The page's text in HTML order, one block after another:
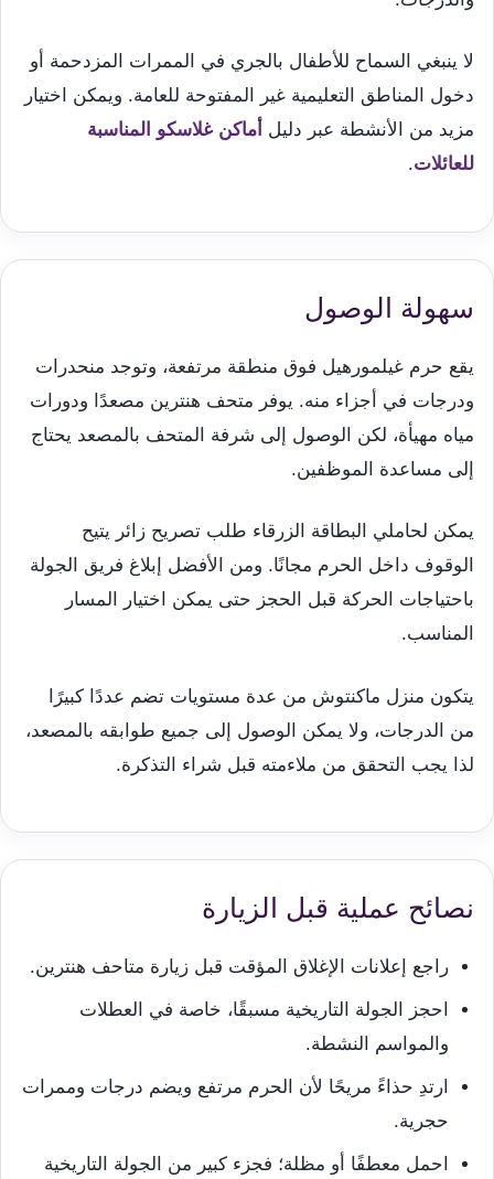
لا ينبغي السماح للأطفال بالجري في الممرات المزدحمة أو
دخول المناطق التعليمية غير المفتوحة للعامة. ويمكن اختيار
مزيد من الأنشطة عبر دليل أماكن غلاسكو المناسبة
للعائلات.
سهولة الوصول
يقع حرم غيلمورهيل فوق منطقة مرتفعة، وتوجد منحدرات
ودرجات في أجزاء منه. يوفر متحف هنترين مصعدًا ودورات
مياه مهيأة، لكن الوصول إلى شرفة المتحف بالمصعد يحتاج
إلى مساعدة الموظفين.
يمكن لحاملي البطاقة الزرقاء طلب تصريح زائر يتيح
الوقوف داخل الحرم مجانًا. ومن الأفضل إبلاغ فريق الجولة
باحتياجات الحركة قبل الحجز حتى يمكن اختيار المسار
المناسب.
يتكون منزل ماكنتوش من عدة مستويات تضم عددًا كبيرًا
من الدرجات، ولا يمكن الوصول إلى جميع طوابقه بالمصعد،
لذا يجب التحقق من ملاءمته قبل شراء التذكرة.
نصائح عملية قبل الزيارة
راجع إعلانات الإغلاق المؤقت قبل زيارة متاحف هنترين.
احجز الجولة التاريخية مسبقًا، خاصة في العطلات
والمواسم النشطة.
ارتدِ حذاءً مريحًا لأن الحرم مرتفع ويضم درجات وممرات
حجرية.
احمل معطفًا أو مظلة؛ فجزء كبير من الجولة التاريخية